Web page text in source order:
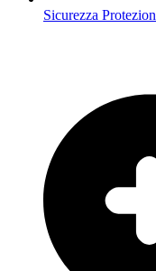
Sicurezza